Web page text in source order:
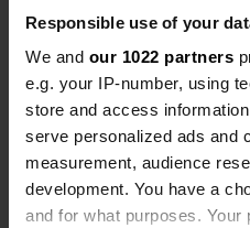
Responsible use of your
We and our 1022 partners
e.g. your IP-number, using
store and access
serve personalized ads and
measurement, audience
development. You have a
and for what purposes.
Voir tous
Es-tu